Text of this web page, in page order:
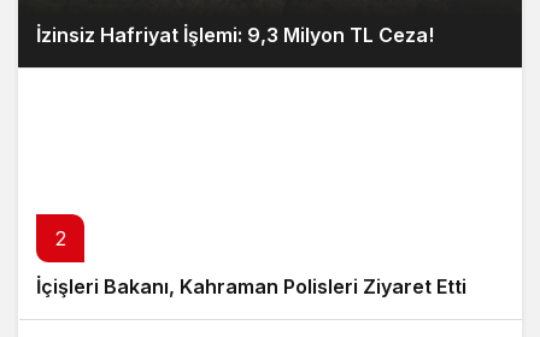
İzinsiz Hafriyat İşlemi: 9,3 Milyon TL Ceza!
2
İçişleri Bakanı, Kahraman Polisleri Ziyaret Etti